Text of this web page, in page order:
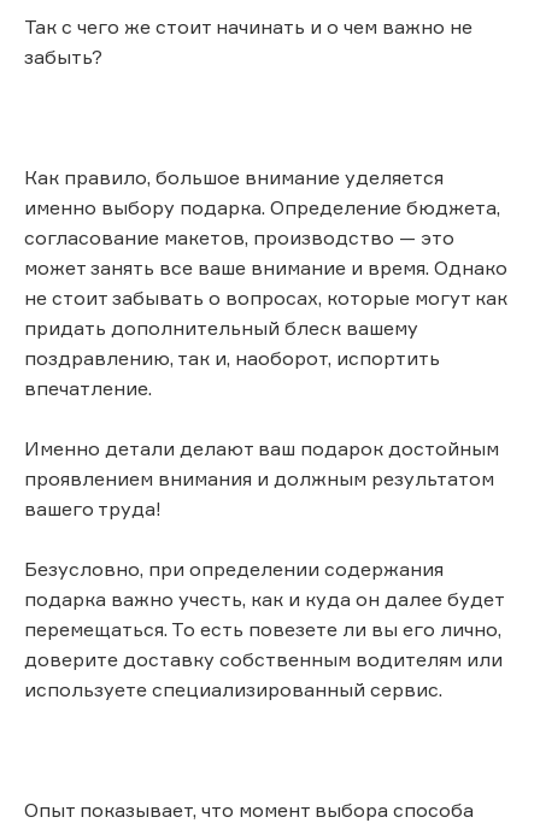
Так с чего же стоит начинать и о чем важно не
забыть?
Как правило, большое внимание уделяется
именно выбору подарка. Определение бюджета,
согласование макетов, производство — это
может занять все ваше внимание и время. Однако
не стоит забывать о вопросах, которые могут как
придать дополнительный блеск вашему
поздравлению, так и, наоборот, испортить
впечатление.
Именно детали делают ваш подарок достойным
проявлением внимания и должным результатом
вашего труда!
Безусловно, при определении содержания
подарка важно учесть, как и куда он далее будет
перемещаться. То есть повезете ли вы его лично,
доверите доставку собственным водителям или
используете специализированный сервис.
Опыт показывает, что момент выбора способа